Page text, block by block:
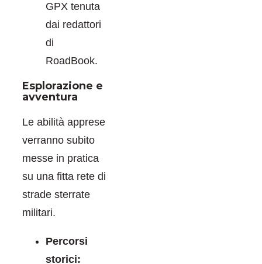
GPX tenuta
dai redattori
di
RoadBook.
Esplorazione e
avventura
Le abilità apprese
verranno subito
messe in pratica
su una fitta rete di
strade sterrate
militari.
Percorsi
storici: